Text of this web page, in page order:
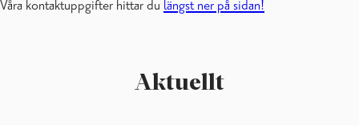
Uppsökande ungdomsarbete
Våra kontaktuppgifter hittar du längst ner på sidan!
Aktuellt